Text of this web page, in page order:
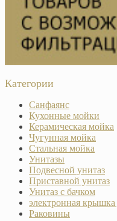
Категории
Санфаянс
Кухонные мойки
Керамическая мойка
Чугунная мойка
Стальная мойка
Унитазы
Подвесной унитаз
Приставной унитаз
Унитаз с бачком
электронная крышка
Раковины